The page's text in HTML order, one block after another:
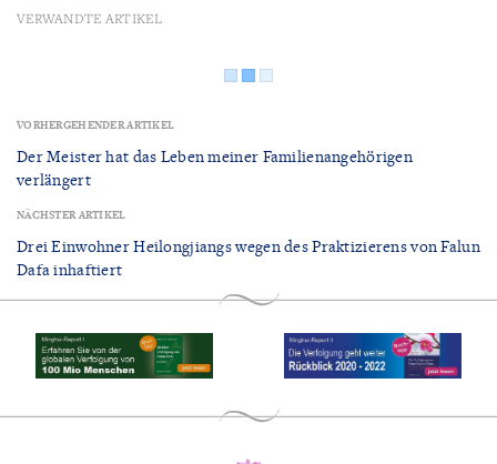
VERWANDTE ARTIKEL
VORHERGEHENDER ARTIKEL
Der Meister hat das Leben meiner Familienangehörigen
verlängert
NÄCHSTER ARTIKEL
Drei Einwohner Heilongjiangs wegen des Praktizierens von Falun
Dafa inhaftiert